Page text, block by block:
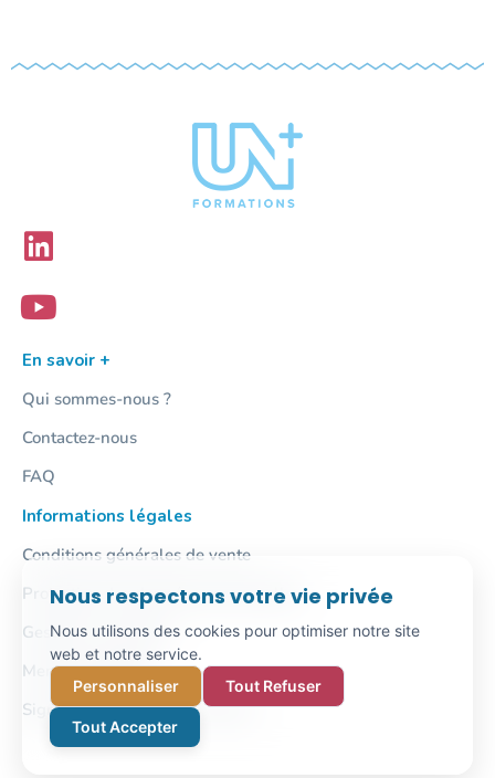
En savoir +
Qui sommes-nous ?
Contactez-nous
FAQ
Informations légales
Conditions générales de vente
Protection des données personnelles
Gestion des cookies
Mentions légales
Signalement / Lanceur d'alerte
Nous respectons votre vie privée
Nous utilisons des cookies pour optimiser notre site
web et notre service.
Personnaliser
Tout Refuser
Tout Accepter